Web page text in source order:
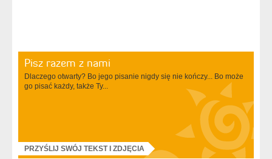
Pisz razem z nami
Dlaczego otwarty? Bo jego pisanie nigdy się nie kończy... Bo może
go pisać każdy, także Ty...
PRZYŚLIJ SWÓJ TEKST I ZDJĘCIA